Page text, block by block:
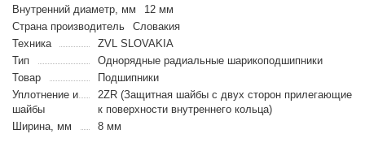
Внутренний диаметр, мм
12 мм
Страна производитель
Словакия
Техника
ZVL SLOVAKIA
Тип
Однорядные радиальные шарикоподшипники
Товар
Подшипники
Уплотнение и
шайбы
2ZR (Защитная шайбы с двух сторон прилегающие
к поверхности внутреннего кольца)
Ширина, мм
8 мм